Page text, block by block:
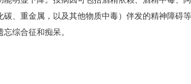
、重金属，以及其他物质中毒）伴发的精神障碍
综合征和痴呆。